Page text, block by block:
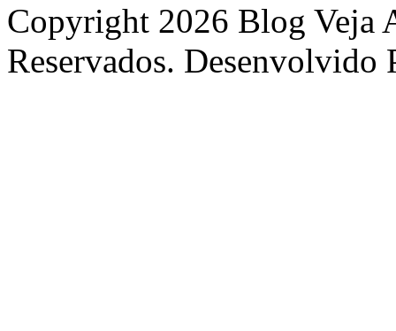
Copyright 2026 Blog Veja
Reservados. Desenvolvido